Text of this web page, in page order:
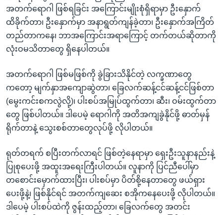
နေရာ
ကျော်
အတက်ရောဂါ ဖြစ်ရခြင်း အကြောင်းမျိုးစုံရှိရာမှာ ဦးနှောက်
ထိခိုက်တာ၊ ဦးနှောက်မှာ အနာရွတ်ကျန်ခဲ့တာ၊ ဦးနှောက်အကြိတ်
တည်တာကနေ၊ ဘာအကြောင်းအရာကြောင့် တက်တယ်ဆိုတာကို
လုံးဝမသိတာတွေ ရှိနေပါတယ်။
အတက်ရောဂါ ဖြစ်မဖြစ်ကို ခွဲခြားသိနိုင်တဲ့ လက္ခဏာတွေ
ကတော့ မျက်နှာအကျောဆွဲတာ၊ ခြေလက်ဆန့်ငင်ဆန့်ငင်ဖြစ်တာ
(မွေးကင်းစကလွဲလို့)၊ ပါးစပ်အမြုပ်ထွက်တာ၊ ဆီး၊ ဝမ်းထွက်တာ
တွေ ဖြစ်ပါတယ်။ ဒါပေမဲ့ ရောဂါကို အတိအကျခွဲနိုင်ဖို့ ဓာတ်မှန်
ရိုက်တာနဲ့ သွေးစစ်တာတွေလုပ်ဖို့ လိုပါတယ်။
ရုတ်တရက် စပြီးတက်လာရင် ဖြစ်တဲ့နေရာမှာ ရှေးဦးသူနာနည်းနဲ့
ပြုစုပေးဖို့ အထူးအရေးကြီးပါတယ်။ လူနာကို ပြင်ညီပေါ်မှာ
တစောင်းမှောက်ထားပြီး၊ ပါးစပ်မှာ ပိတ်စို့နေတာတွေ ဖယ်ရှား
ပေးဖို့နဲ့၊ ဖြစ်နိုင်ရင် အတက်ကျဆေး စအိုကနေပေးဖို့ လိုပါတယ်။
ဒါပေမဲ့ ပါးစပ်ထဲကို ဇွန်းထည့်တာ၊ ခြေလက်တွေ အတင်း